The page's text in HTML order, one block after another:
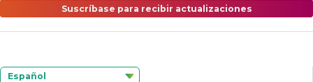
Suscríbase para recibir actualizaciones
Español